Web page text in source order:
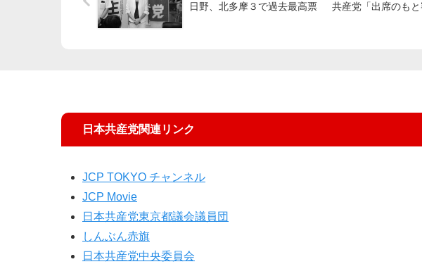
日野、北多摩３で過去最高票
共産党「出席のもと
日本共産党関連リンク
JCP TOKYO チャンネル
JCP Movie
日本共産党東京都議会議員団
しんぶん赤旗
日本共産党中央委員会